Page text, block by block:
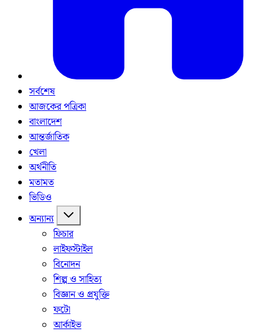
সর্বশেষ
আজকের পত্রিকা
বাংলাদেশ
আন্তর্জাতিক
খেলা
অর্থনীতি
মতামত
ভিডিও
অন্যান্য
ফিচার
লাইফস্টাইল
বিনোদন
শিল্প ও সাহিত্য
বিজ্ঞান ও প্রযুক্তি
ফটো
আর্কাইভ